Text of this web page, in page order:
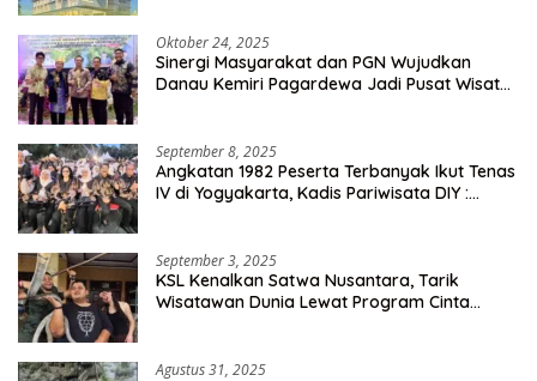
Oktober 24, 2025
Sinergi Masyarakat dan PGN Wujudkan
Danau Kemiri Pagardewa Jadi Pusat Wisata
September 8, 2025
Angkatan 1982 Peserta Terbanyak Ikut Tenas
IV di Yogyakarta, Kadis Pariwisata DIY :
September 3, 2025
KSL Kenalkan Satwa Nusantara, Tarik
Wisatawan Dunia Lewat Program Cinta
Agustus 31, 2025